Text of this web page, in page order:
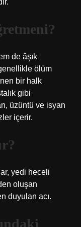
de âşık
ölüm
bir halk
gibi
üzüntü ve isyan
içerir.
yedi heceli
oluşan
duyulan acı.